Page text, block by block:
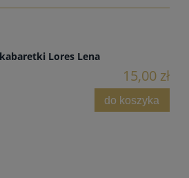
Lores Lena
15,00 zł
do koszyka